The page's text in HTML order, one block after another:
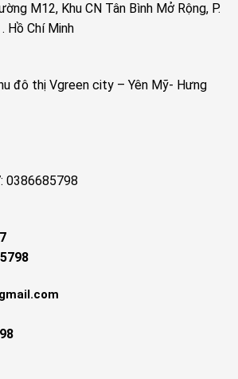
M12, Khu CN Tân Bình Mở Rộng, P.
Hồ Chí Minh
đô thị Vgreen city – Yên Mỹ- Hưng
0386685798